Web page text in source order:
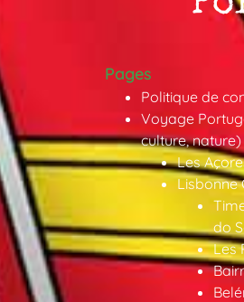
Pages
Politique de
Voyage
culture, nature)
Les
Lisbonne
do
Les